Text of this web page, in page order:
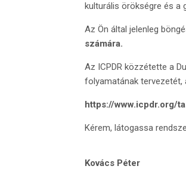
kulturális örökségre és a
Az Ön által jelenleg
számára.
Az ICPDR közzétette a
folyamatának tervezetét,
https://www.icpdr.org/
Kérem, látogassa
Kovács Péter